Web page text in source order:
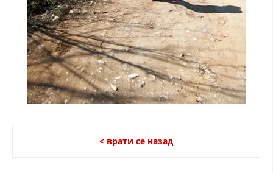
УПОТРЕБА И ЗАШТИТА НА АМБЛЕМОТ
СОЦИЈАЛНО ХУМАНИТАРНА ДЕЈНОСТ
КАКО ДА ДОНИРАТЕ
ПОДГОТВЕНОСТ И ДЕЈСТВО ПРИ КАТАСТРОФИ
ТИМОВИ НА ООЦК
ПРОЕКТИ – ПОДГОТВЕНОСТ И ДЕЈСТВУВАЊЕ ПРИ КАТАСТРОФИ
< врати се назад